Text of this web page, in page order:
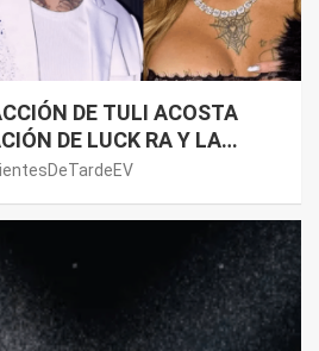
DE TULI ACOSTA
DE LUCK RA Y LA